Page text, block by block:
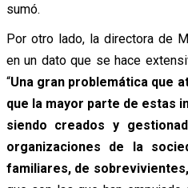
sumó.
Por otro lado, la directora de
en un dato que se hace
“Una gran problemática que
que la mayor parte de estas
siendo creados y
organizaciones de la
familiares, de